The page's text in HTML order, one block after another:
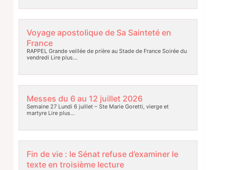
Voyage apostolique de Sa Sainteté en
France
RAPPEL Grande veillée de prière au Stade de France Soirée du
vendredi Lire plus…
Messes du 6 au 12 juillet 2026
Semaine 27 Lundi 6 juillet – Ste Marie Goretti, vierge et
martyreLire plus…
Fin de vie : le Sénat refuse d’examiner le
texte en troisième lecture